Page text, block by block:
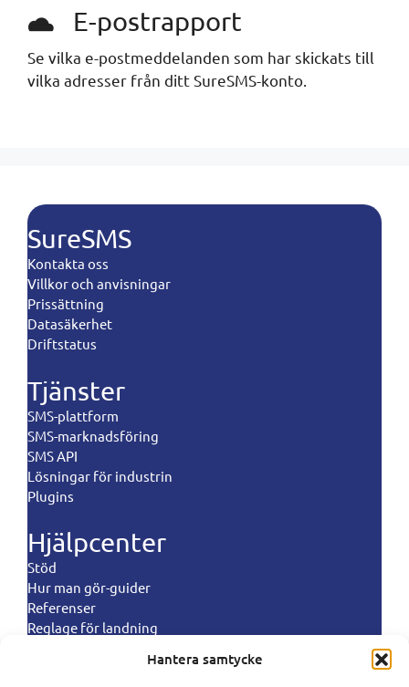
Hantera samtycke
E-postrapport
Se vilka e-postmeddelanden som har skickats till
vilka adresser från ditt SureSMS-konto.
SureSMS
Kontakta oss
Villkor och anvisningar
Prissättning
Datasäkerhet
Driftstatus
Tjänster
SMS-plattform
SMS-marknadsföring
SMS API
Lösningar för industrin
Plugins
Hjälpcenter
Stöd
Hur man gör-guider
Referenser
Reglage för landning